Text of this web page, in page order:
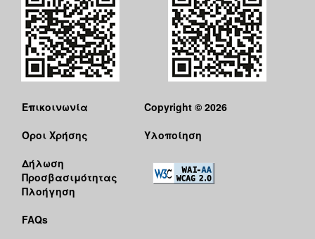
Επικοινωνία
Όροι Χρήσης
Δήλωση
Προσβασιμότητας
Πλοήγηση
FAQs
Copyright © 2026
Υλοποίηση